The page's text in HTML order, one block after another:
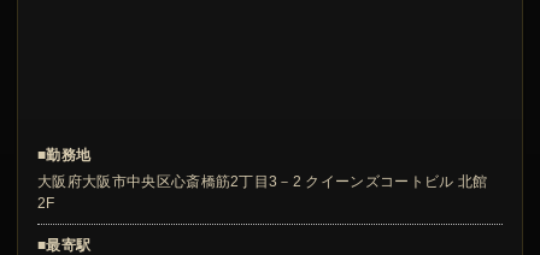
■勤務地
大阪府大阪市中央区心斎橋筋2丁目3－2 クイーンズコートビル 北館
2F
■最寄駅